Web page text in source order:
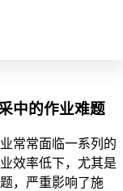
中的作业难题
常常面临一系列的
效率低下，尤其是
，严重影响了施